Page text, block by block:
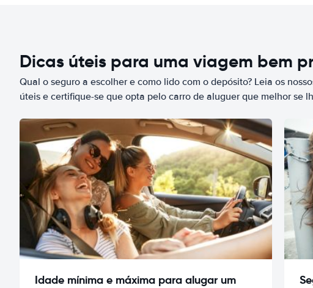
Dicas úteis para uma viagem bem
Qual o seguro a escolher e como lido com o depósito? Leia os
úteis e certifique-se que opta pelo carro de aluguer que melhor se
Idade mínima e máxima para alugar um